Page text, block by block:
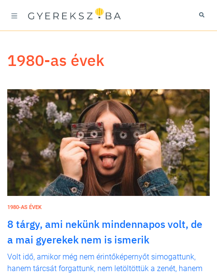
1980-as évek
1980-AS ÉVEK
8 tárgy, ami nekünk mindennapos volt, de
a mai gyerekek nem is ismerik
Volt idő, amikor még nem érintőképernyőt simogattunk,
hanem tárcsát forgattunk, nem letöltöttük a zenét, hanem